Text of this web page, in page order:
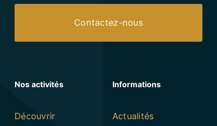
Contactez-nous
Nos activités
Découvrir
Informations
Actualités